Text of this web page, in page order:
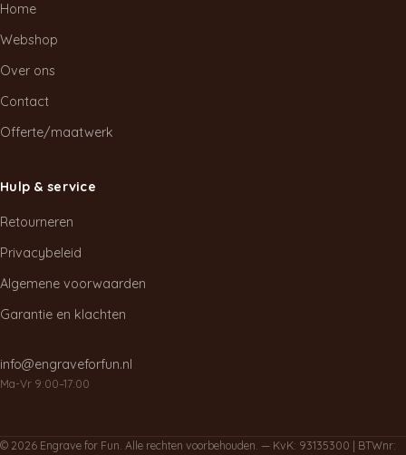
Home
Webshop
Over ons
Contact
Offerte/maatwerk
Hulp & service
Retourneren
Privacybeleid
Algemene voorwaarden
Garantie en klachten
info@engraveforfun.nl
Ma-Vr 9:00–17:00
© 2026 Engrave for Fun. Alle rechten voorbehouden. — KvK: 93135300 | BTWnr: